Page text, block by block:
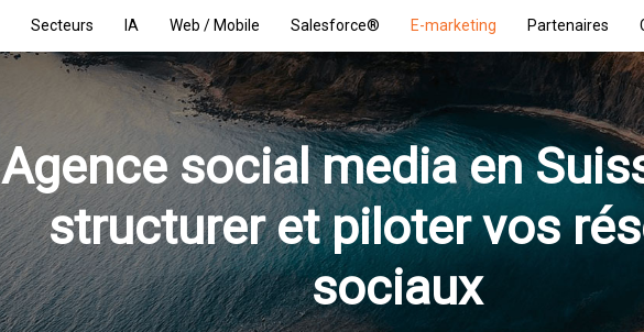
Secteurs IA Web / Mobile Salesforce® E-marketing Partenaires
Agence social media en
structurer et piloter vos
sociaux